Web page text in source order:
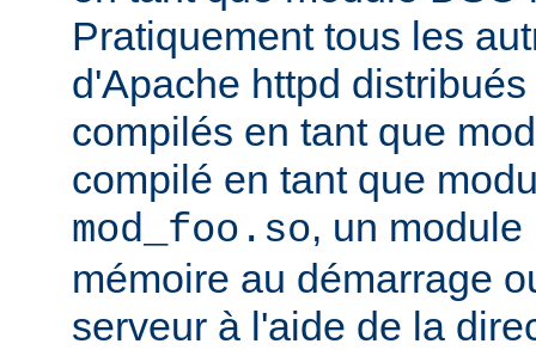
Pratiquement tous les
d'Apache httpd
compilés en tant que
compilé en tant que
mod_foo.so, un
mémoire au démarrage
serveur à l'aide de la